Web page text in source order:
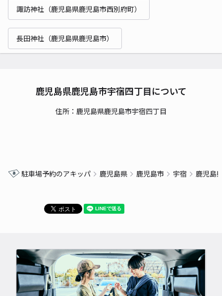
諏訪神社（鹿児島県鹿児島市西別府町）
長田神社（鹿児島県鹿児島市）
鹿児島県鹿児島市宇宿四丁目について
住所：鹿児島県鹿児島市宇宿四丁目
駐車場予約のアキッパ 鹿児島県 鹿児島市 宇宿 鹿児島